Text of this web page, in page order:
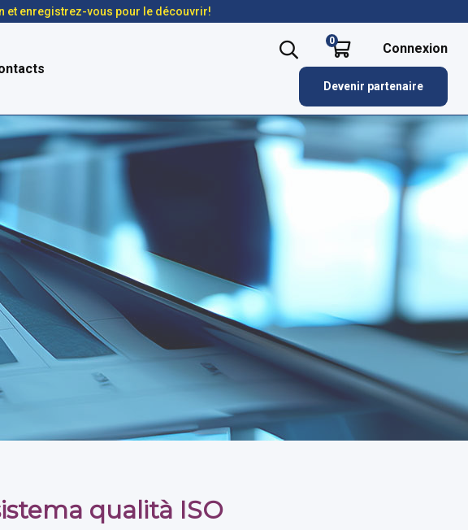
et enregistrez-vous pour le découvrir!
0 Connexion
Devenir partenaire
qualità ISO